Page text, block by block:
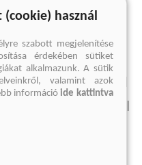
nincs találat
felmondási nyilatkozat
használ
szabott megjelenítése
érdekében sütiket
alkalmazunk. A sütik
valamint azok
információide kattintva